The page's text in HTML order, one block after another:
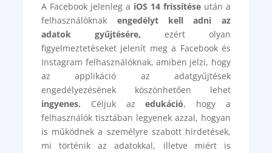
A Facebook jelenleg a iOS 14 frissítéseután a
felhasználóknak engedélyt kell adni az
adatok gyűjtésére, ezért olyan
figyelmeztetéseket jelenít meg a Facebook és
Instagram felhasználóknak, amiben jelzi, hogy
az applikáció az adatgyűjtések
engedélyezésének köszönhetően lehet
ingyenes. Céljuk azedukáció, hogy a
felhasználók tisztában legyenek azzal, hogyan
is működnek a személyre szabott hirdetések,
mi történik az adatokkal, illetve miért is